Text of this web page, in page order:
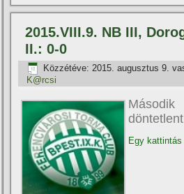
2015.VIII.9. NB III,
II.: 0-0
Közzétéve: 2015. augusztus 9.
K@rcsi
Egy